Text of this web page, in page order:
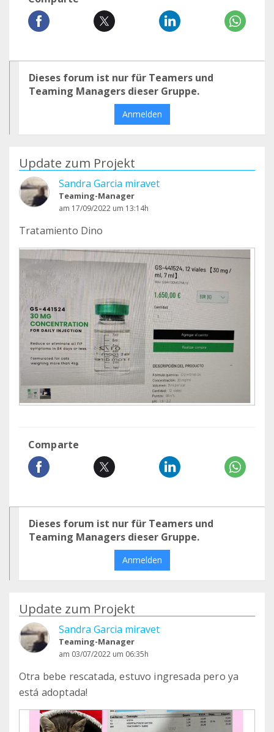
Dieses forum ist nur für Teamers und
Teaming Managers dieser Gruppe.
Anmelden
Update zum Projekt
Sandra Garcia miravet
Teaming-Manager
am 17/09/2022 um 13:14h
Tratamiento Dino
Comparte
Dieses forum ist nur für Teamers und
Teaming Managers dieser Gruppe.
Anmelden
Update zum Projekt
Sandra Garcia miravet
Teaming-Manager
am 03/07/2022 um 06:35h
Otra bebe rescatada, estuvo ingresada pero ya
está adoptada!